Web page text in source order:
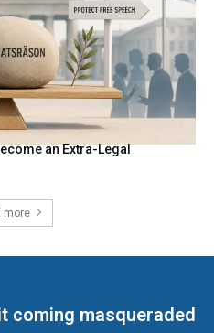
an Extra-Legal
more
coming masqueraded